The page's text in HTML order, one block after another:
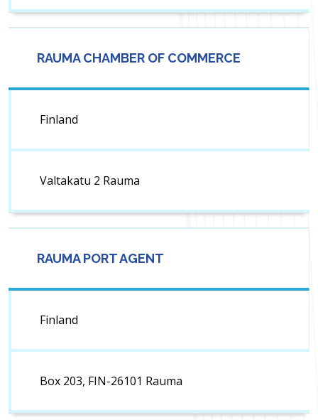
RAUMA CHAMBER OF COMMERCE
Finland
Valtakatu 2 Rauma
RAUMA PORT AGENT
Finland
Box 203, FIN-26101 Rauma